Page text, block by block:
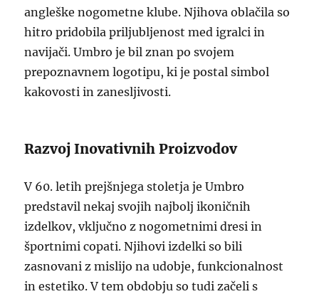
angleške nogometne klube. Njihova oblačila so
hitro pridobila priljubljenost med igralci in
navijači. Umbro je bil znan po svojem
prepoznavnem logotipu, ki je postal simbol
kakovosti in zanesljivosti.
Razvoj Inovativnih Proizvodov
V 60. letih prejšnjega stoletja je Umbro
predstavil nekaj svojih najbolj ikoničnih
izdelkov, vključno z nogometnimi dresi in
športnimi copati. Njihovi izdelki so bili
zasnovani z mislijo na udobje, funkcionalnost
in estetiko. V tem obdobju so tudi začeli s